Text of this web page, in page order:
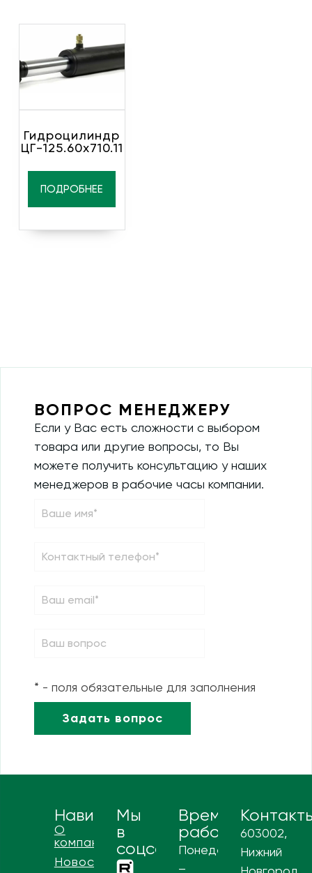
Гидроцилиндр
ЦГ-125.60х710.11
ПОДРОБНЕЕ
ВОПРОС МЕНЕДЖЕРУ
Если у Вас есть сложности с выбором
товара или другие вопросы, то Вы
можете получить консультацию у наших
менеджеров в рабочие часы компании.
* - поля обязательные для заполнения
Навигация
О
компании
Новости
Мы
в
соцсетях
Время
работы
Понедельник
–
603002,
Нижний